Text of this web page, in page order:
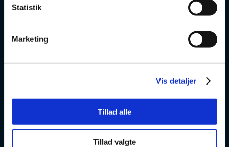
Statistik
Marketing
Vis detaljer
Tillad alle
Tillad valgte
2600 Glostrup
v
Skøjtevej 27